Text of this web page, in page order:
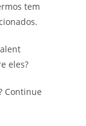
tem
eles?
Continue